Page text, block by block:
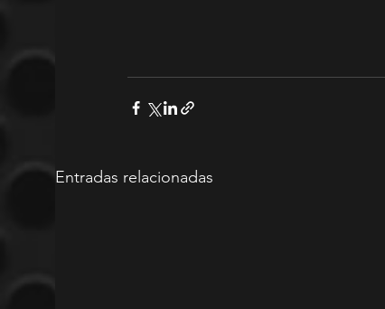
Entradas relacionadas